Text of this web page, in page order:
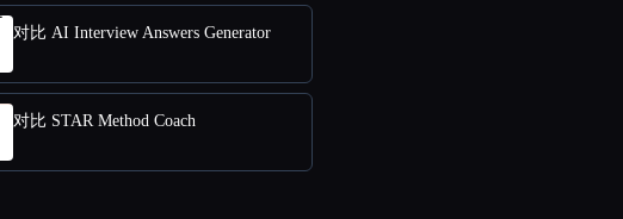
对比 AI Interview Answers Generator
对比 STAR Method Coach